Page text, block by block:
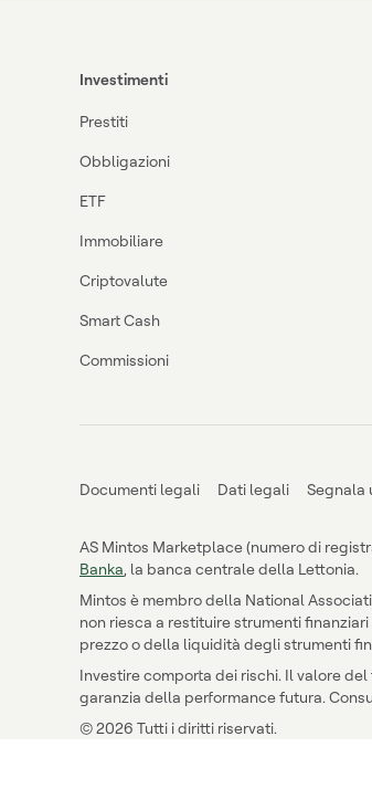
Investimenti
Prestiti
Obbligazioni
ETF
Immobiliare
Criptovalute
Smart Cash
Commissioni
Documenti legali Dati legali Segnala
AS Mintos Marketplace (numero di
Banka, la banca centrale della Lettonia.
Mintos è membro della National
non riesca a restituire strumenti
prezzo o della liquidità degli strumenti
Investire comporta dei rischi. Il valore
garanzia della performance futura.
© 2026 Tutti i diritti riservati.